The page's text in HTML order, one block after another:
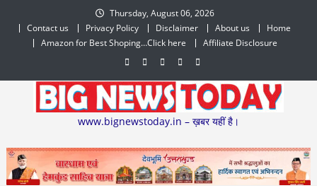
content
Thursday, August 06, 2026
Contact us
Privacy Policy Disclaimer About us
Home
Amazon for Best Shoping…Click here
Affiliate Disclosure
www.bignewstoday.in – ख़बर यहीं है।